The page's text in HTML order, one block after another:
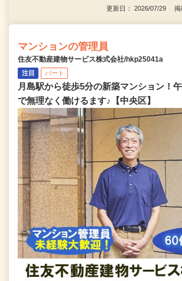
更新日： 2026/07/29 掲
マンションの管理員
住友不動産建物サービス株式会社/hkp25041a
注目 パート
月島駅から徒歩5分の新築マンション！
で無理なく働けるます♪【中央区】